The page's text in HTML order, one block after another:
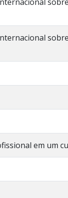
em um